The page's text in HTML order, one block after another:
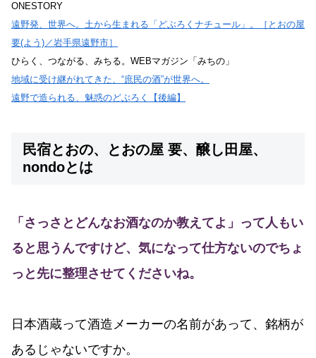
ONESTORY
遠野発、世界へ。土から生まれる「どぶろくナチュール」。［とおの屋
要(よう)／岩手県遠野市］
ひらく、つながる、みちる。WEBマガジン「みちの」
地域に受け継がれてきた、“庶民の酒”が世界へ。
遠野で造られる、魅惑のどぶろく【後編】
民宿とおの、とおの屋 要、醸し田屋、
nondoとは
「さっさとどんなお酒なのか教えてよ」って人もい
ると思うんですけど、気になって仕方ないのでちょ
っと先に整理させてくださいね。
日本酒蔵って酒造メーカーの名前があって、銘柄が
あるじゃないですか。